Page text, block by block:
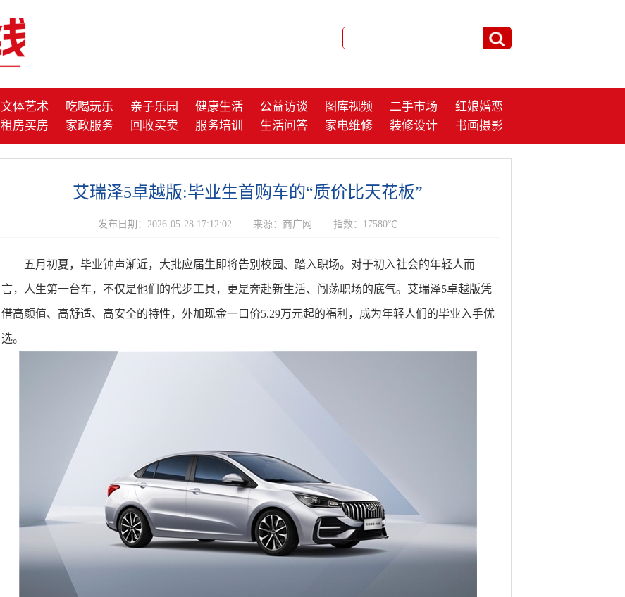
文体艺术 吃喝玩乐 亲子乐园 健康生活 公益访谈 图库视频 二手市场
红娘婚恋
租房买房 家政服务 回收买卖 服务培训 生活问答 家电维修 装修设计 书画摄影
艾瑞泽5卓越版:毕业生首购车的“质价比天花板”
发布日期：2026-05-28 17:12:02 来源：商广网 指数：17580℃
五月初夏，毕业钟声渐近，大批应届生即将告别校园、踏入职场。对于初入社会的年轻人而
言，人生第一台车，不仅是他们的代步工具，更是奔赴新生活、闯荡职场的底气。艾瑞泽5卓越版凭
借高颜值、高舒适、高安全的特性，外加现金一口价5.29万元起的福利，成为年轻人们的毕业入手优
选。